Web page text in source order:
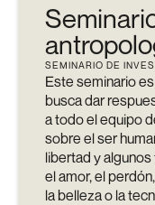
SEMINARIO DE
Este seminario
busca dar
a todo el equipo
sobre el ser
libertad y
el amor, el
la belleza o la